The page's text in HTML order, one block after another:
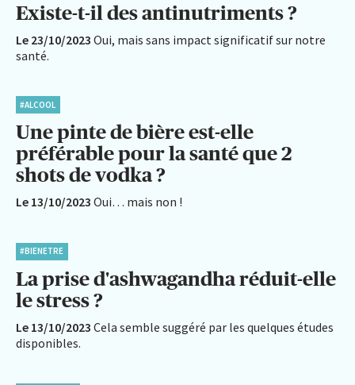
Existe-t-il des antinutriments ?
Le 23/10/2023 Oui, mais sans impact significatif sur notre
santé.
#ALCOOL
Une pinte de bière est-elle
préférable pour la santé que 2
shots de vodka ?
Le 13/10/2023 Oui… mais non !
#BIENETRE
La prise d'ashwagandha réduit-elle
le stress ?
Le 13/10/2023 Cela semble suggéré par les quelques études
disponibles.